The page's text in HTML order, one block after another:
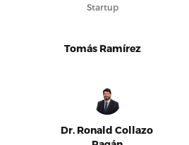
Startup
Tomás Ramírez
Dr. Ronald Collazo